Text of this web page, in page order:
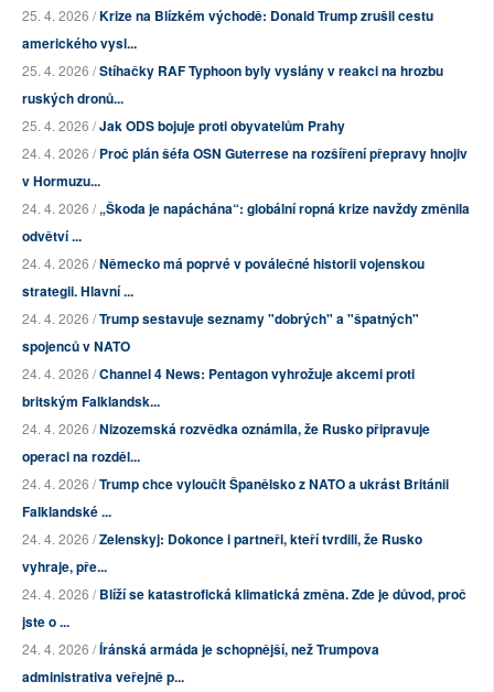
25. 4. 2026 /Krize na Blízkém východě: Donald Trump zrušil cestu
amerického vysl...
25. 4. 2026 /Stíhačky RAF Typhoon byly vyslány v reakci na hrozbu
ruských dronů...
25. 4. 2026 /Jak ODS bojuje proti obyvatelům Prahy
24. 4. 2026 /Proč plán šéfa OSN Guterrese na rozšíření přepravy hnojiv
v Hormuzu...
24. 4. 2026 /„Škoda je napáchána“: globální ropná krize navždy změnila
odvětví ...
24. 4. 2026 /Německo má poprvé v poválečné historii vojenskou
strategii. Hlavní ...
24. 4. 2026 /Trump sestavuje seznamy "dobrých" a "špatných"
spojenců v NATO
24. 4. 2026 /Channel 4 News: Pentagon vyhrožuje akcemi proti
britským Falklandsk...
24. 4. 2026 /Nizozemská rozvědka oznámila, že Rusko připravuje
operaci na rozděl...
24. 4. 2026 /Trump chce vyloučit Španělsko z NATO a ukrást Británii
Falklandské ...
24. 4. 2026 /Zelenskyj: Dokonce i partneři, kteří tvrdili, že Rusko
vyhraje, pře...
24. 4. 2026 /Blíží se katastrofická klimatická změna. Zde je důvod, proč
jste o ...
24. 4. 2026 /Íránská armáda je schopnější, než Trumpova
administrativa veřejně p...